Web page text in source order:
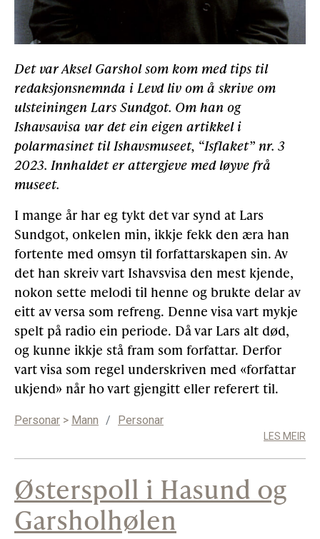
Det var Aksel Garshol som kom med tips til
redaksjonsnemnda i Levd liv om å skrive om
ulsteiningen Lars Sundgot. Om han og
Ishavsavisa var det ein eigen artikkel i
polarmasinet til Ishavsmuseet, “Isflaket” nr. 3
2023. Innhaldet er attergjeve med løyve frå
museet.
I mange år har eg tykt det var synd at Lars
Sundgot, onkelen min, ikkje fekk den æra han
fortente med omsyn til forfattarskapen sin. Av
det han skreiv vart Ishavsvisa den mest kjende,
nokon sette melodi til henne og brukte delar av
eitt av versa som refreng. Denne visa vart mykje
spelt på radio ein periode. Då var Lars alt død,
og kunne ikkje stå fram som forfattar. Derfor
vart visa som regel underskriven med «forfattar
ukjend» når ho vart gjengitt eller referert til.
Personar > Mann / Personar
LES MEIR
Østerspoll i Hasund og
Garsholhølen